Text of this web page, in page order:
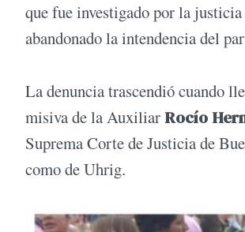
que fue investigado por la
abandonado la intendencia del
La denuncia trascendió cuando
misiva de la Auxiliar Rocío
Suprema Corte de Justicia de
como de Uhrig.